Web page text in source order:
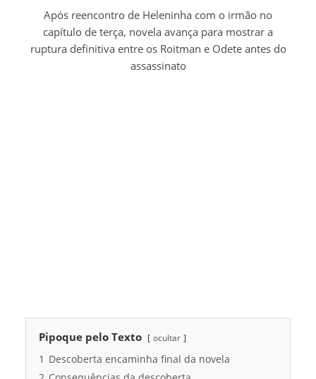
Após reencontro de Heleninha com o irmão no
capítulo de terça, novela avança para mostrar a
ruptura definitiva entre os Roitman e Odete antes do
assassinato
Pipoque pelo Texto ocultar
1 Descoberta encaminha final da novela